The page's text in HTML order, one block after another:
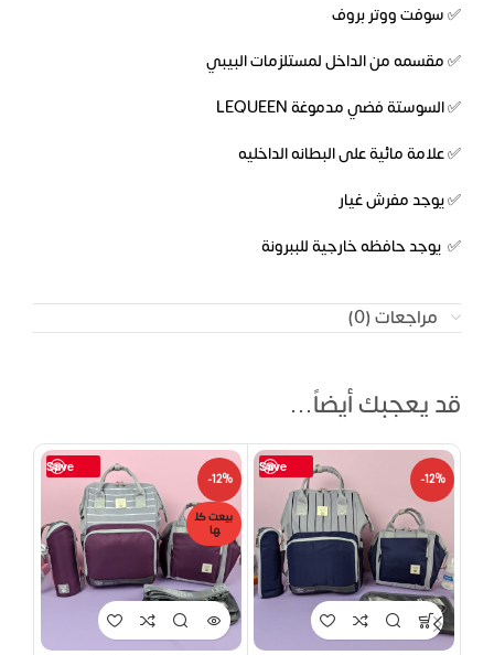
✅ سوفت ووتر بروف
✅ مقسمه من الداخل لمستلزمات البيبي
✅ السوستة فضي مدموغة LEQUEEN
✅ علامة مائية على البطانه الداخليه
✅ يوجد مفرش غيار
✅ يوجد حافظه خارجية للببرونة
مراجعات (0)
قد يعجبك أيضاً…
Save
-12%
Save
-12%
بيعت كل
ها